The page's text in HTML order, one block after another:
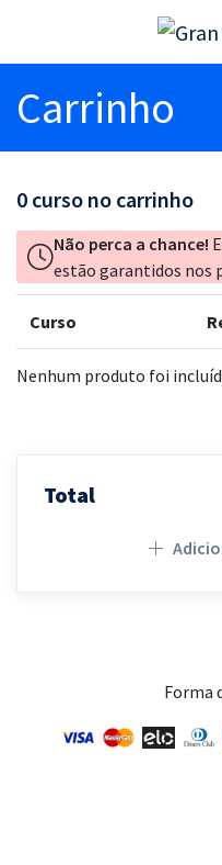
Carrinho
0 curso no carrinho
Não perca a chance!
estão garantidos nos
Curso
Nenhum produto foi
Total
Forma